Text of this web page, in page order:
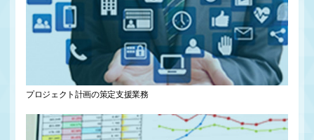
プロジェクト計画の策定支援業務